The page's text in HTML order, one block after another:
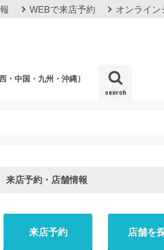
WEBで来店予約 オンライン
search
・中国・九州・沖縄）
来店予約・店舗情報
来店予約 店舗を